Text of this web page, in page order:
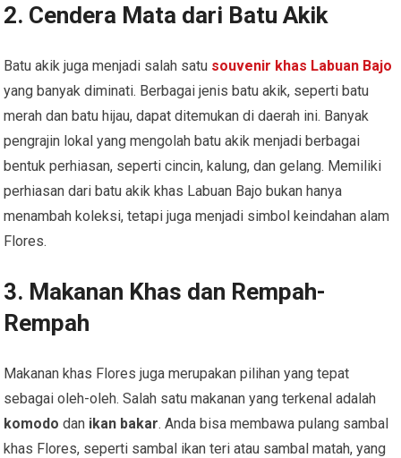
2. Cendera Mata dari Batu Akik
Batu akik juga menjadi salah satu souvenir khas Labuan Bajo
yang banyak diminati. Berbagai jenis batu akik, seperti batu
merah dan batu hijau, dapat ditemukan di daerah ini. Banyak
pengrajin lokal yang mengolah batu akik menjadi berbagai
bentuk perhiasan, seperti cincin, kalung, dan gelang. Memiliki
perhiasan dari batu akik khas Labuan Bajo bukan hanya
menambah koleksi, tetapi juga menjadi simbol keindahan alam
Flores.
3. Makanan Khas dan Rempah-
Rempah
Makanan khas Flores juga merupakan pilihan yang tepat
sebagai oleh-oleh. Salah satu makanan yang terkenal adalah
komodo dan ikan bakar. Anda bisa membawa pulang sambal
khas Flores, seperti sambal ikan teri atau sambal matah, yang